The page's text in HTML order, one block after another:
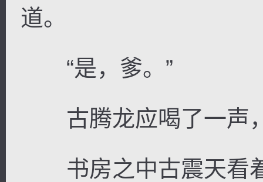
道。
“是，爹。”
古腾龙应喝了一声
书房之中古震天看